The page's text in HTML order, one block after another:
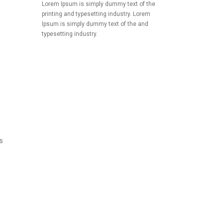
Lorem Ipsum is simply dummy text of the
printing and typesetting industry. Lorem
Ipsum is simply dummy text of the and
typesetting industry.